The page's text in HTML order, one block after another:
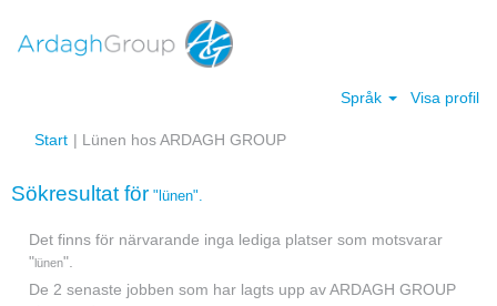
Språk Visa profil
Start | Lünen hos ARDAGH GROUP(aktuell
Sökresultat för "lünen".
Det finns för närvarande inga lediga platser som motsvarar
"lünen".
De 2 senaste jobben som har lagts upp av ARDAGH GROUP